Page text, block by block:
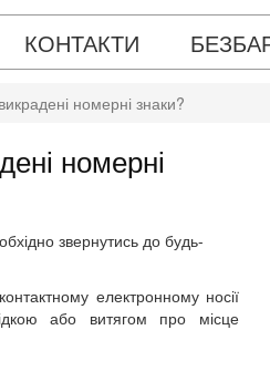
КОНТАКТИ
номерні знаки?
номерні
звернутись до будь-
електронному носії
або витягом про місце